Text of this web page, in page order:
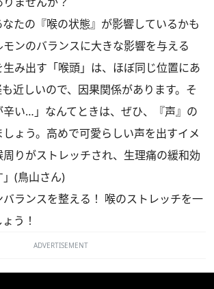
なたの『喉の状態』が影響しているかも
ンのバランスに大きな影響を与える
生み出す「喉頭」は、ほぼ同じ位置にあ
近しいので、因果関係があります。そ
い…」なんてときは、ぜひ、『声』の
ょう。高めで可愛らしい声を出すイメ
りがストレッチされ、生理痛の緩和効
(鳥山さん)
バランスを整える！ 喉のストレッチを一
う！
ADVERTISEMENT